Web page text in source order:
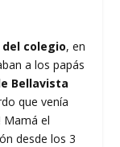
colegio, en
a los papás
Bellavista
que venía
Mamá el
desde los 3